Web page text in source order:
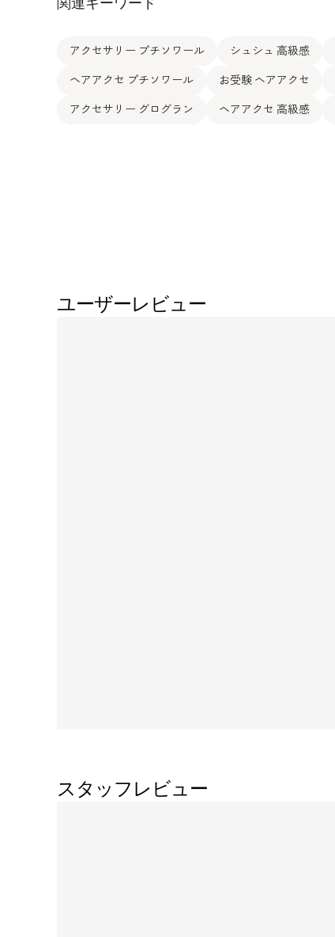
アクセサリー プチソワール シュシュ 高級感
ヘアアクセ プチソワール お受験 ヘアアクセ
アクセサリー グログラン ヘアアクセ 高級感
ユーザーレビュー
スタッフレビュー